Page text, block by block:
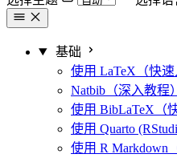
基础
使用 LaTeX（快速
Natbib（深入教程）
使用 BibLaTeX（
使用 Quarto
使用 R Markdown